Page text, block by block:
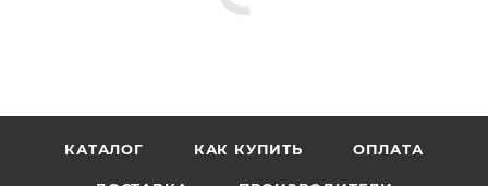
КАТАЛОГ КАК КУПИТЬ ОПЛАТА